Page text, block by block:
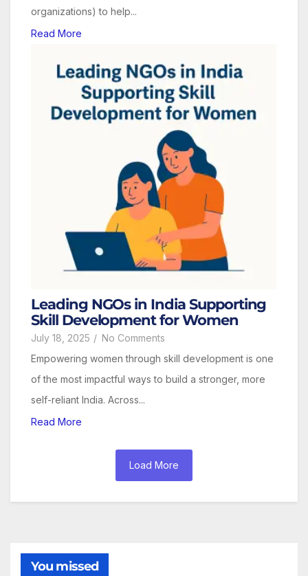
organizations) to help...
Read More
Leading NGOs in India Supporting
Skill Development for Women
July 18, 2025 / No Comments
Empowering women through skill development is one
of the most impactful ways to build a stronger, more
self-reliant India. Across...
Read More
Load More
You missed